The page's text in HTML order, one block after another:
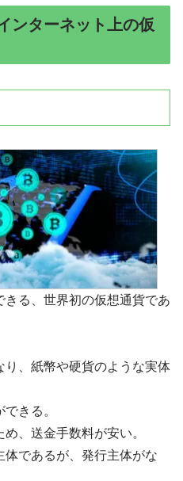
ンターネット上の仮
きる、世界初の仮想通貨であ
り、紙幣や硬貨のような実体
きる。
、送金手数料が安い。
体であるが、発行主体がな